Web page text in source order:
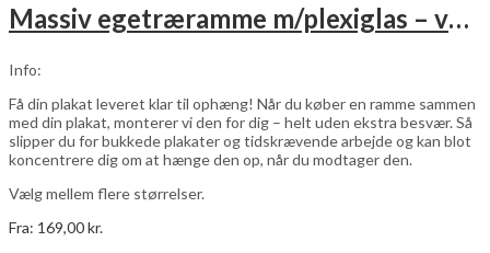
Massiv egetræramme m/plexiglas – vælg størrelse
Info:
Få din plakat leveret klar til ophæng! Når du køber en ramme sammen
med din plakat, monterer vi den for dig – helt uden ekstra besvær. Så
slipper du for bukkede plakater og tidskrævende arbejde og kan blot
koncentrere dig om at hænge den op, når du modtager den.
Vælg mellem flere størrelser.
Fra: 169,00kr.